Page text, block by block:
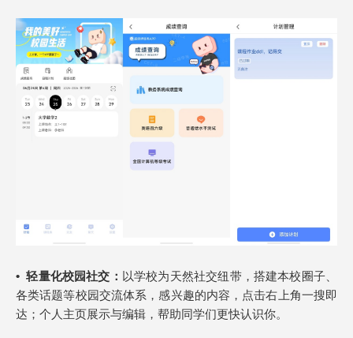
•轻量化校园社交： 以学校为天然社交纽带，搭建本校圈子、
各类话题等校园交流体系，感兴趣的内容，点击右上角一搜即
达；个人主页展示与编辑，帮助同学们更快认识你。